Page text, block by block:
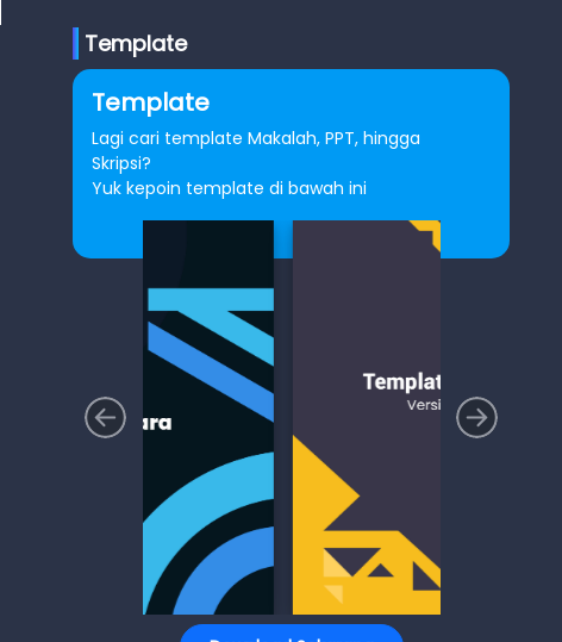
Template
Template
Lagi cari template Makalah, PPT, hingga
Skripsi?
Yuk kepoin template di bawah ini